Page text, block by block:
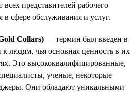
представителей рабочего
в сфере обслуживания и услуг.
Collars) — термин был введен в
к людям, чья основная ценность в их
Это высококвалифицированные,
ученые, некоторые
Они обладают уникальными